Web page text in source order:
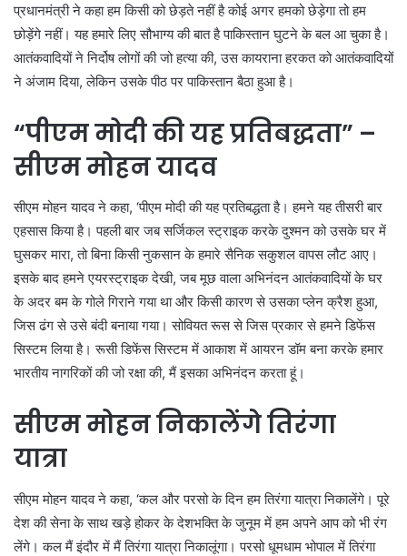
प्रधानमंत्री ने कहा हम किसी को छेड़ते नहीं है कोई अगर हमको छेड़ेगा तो हम
छोड़ेंगे नहीं। यह हमारे लिए सौभाग्य की बात है पाकिस्तान घुटने के बल आ चुका है।
आतंकवादियों ने निर्दोष लोगों की जो हत्या की, उस कायराना हरकत को आतंकवादियों
ने अंजाम दिया, लेकिन उसके पीठ पर पाकिस्तान बैठा हुआ है।
“पीएम मोदी की यह प्रतिबद्धता” –
सीएम मोहन यादव
सीएम मोहन यादव ने कहा, ‘पीएम मोदी की यह प्रतिबद्धता है। हमने यह तीसरी बार
एहसास किया है। पहली बार जब सर्जिकल स्ट्राइक करके दुश्मन को उसके घर में
घुसकर मारा, तो बिना किसी नुकसान के हमारे सैनिक सकुशल वापस लौट आए।
इसके बाद हमने एयरस्ट्राइक देखी, जब मूछ वाला अभिनंदन आतंकवादियों के घर
के अदर बम के गोले गिराने गया था और किसी कारण से उसका प्लेन क्रैश हुआ,
जिस ढंग से उसे बंदी बनाया गया। सोवियत रूस से जिस प्रकार से हमने डिफेंस
सिस्टम लिया है। रूसी डिफेंस सिस्टम में आकाश में आयरन डॉम बना करके हमार
भारतीय नागरिकों की जो रक्षा की, मैं इसका अभिनंदन करता हूं।
सीएम मोहन निकालेंगे तिरंगा
यात्रा
सीएम मोहन यादव ने कहा, ‘कल और परसो के दिन हम तिरंगा यात्रा निकालेंगे। पूरे
देश की सेना के साथ खड़े होकर के देशभक्ति के जुनूम में हम अपने आप को भी रंग
लेंगे। कल मैं इंदौर में मैं तिरंगा यात्रा निकालूंगा। परसो धूमधाम भोपाल में तिरंगा